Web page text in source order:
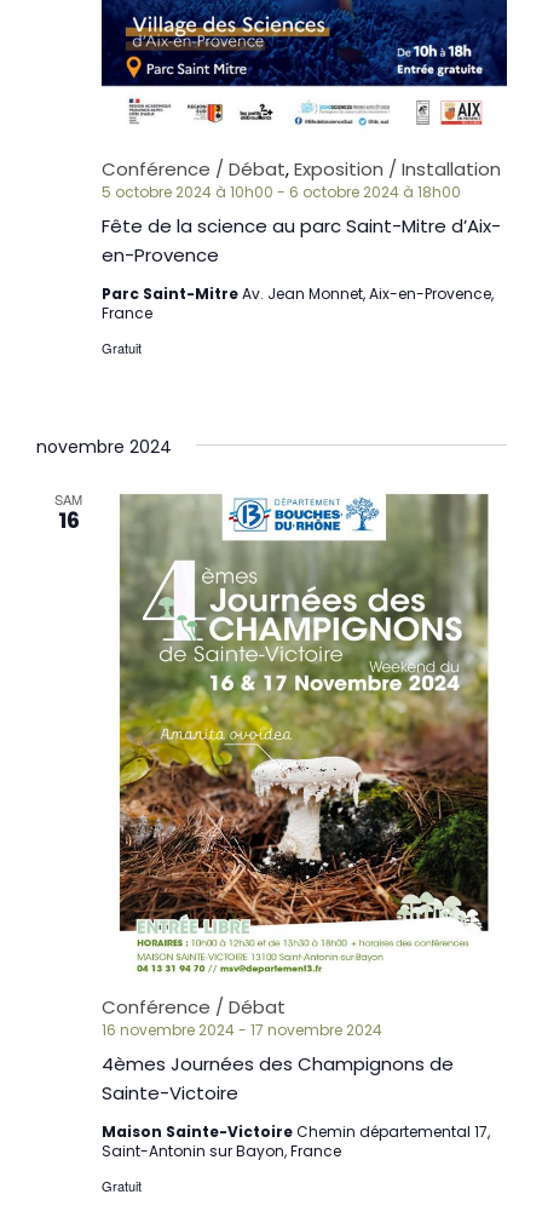
Conférence / Débat,Exposition / Installation
Fête de la science au parc Saint-Mitre d’Aix-
en-Provence
5 octobre 2024 à 10h00 - 6 octobre 2024 à 18h00
Parc Saint-MitreAv. Jean Monnet, Aix-en-Provence,
France
Gratuit
novembre 2024
SAM
16
Conférence / Débat
4èmes Journées des Champignons de
Sainte-Victoire
16 novembre 2024- 17 novembre 2024
Maison Sainte-VictoireChemin départemental 17,
Saint-Antonin sur Bayon, France
Gratuit